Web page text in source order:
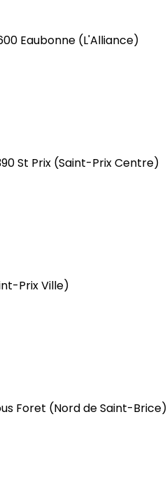
Eaubonne (L'Alliance)
St Prix (Saint-Prix Centre)
Prix Ville)
Foret (Nord de Saint-Brice)